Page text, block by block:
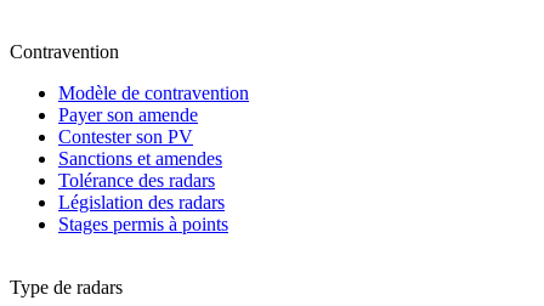
Contravention
Modèle de contravention
Payer son amende
Contester son PV
Sanctions et amendes
Tolérance des radars
Législation des radars
Stages permis à points
Type de radars